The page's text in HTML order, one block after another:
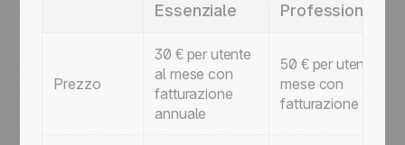
Essenziale
Professionale
Prezzo
30 € per utente
al mese con
fatturazione
annuale
50 € per utente al
mese con
fatturazione